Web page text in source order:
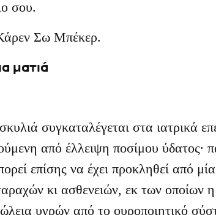
σου.
Σω Μπέκερ.
ματιά
συγκαταλέγεται στα ιατρικά
από έλλειψη ποσίμου ύδατος∙
επίσης να έχει προκληθεί από
κι ασθενειών, εκ των οποίων
υγρών από το ουροποιητικό